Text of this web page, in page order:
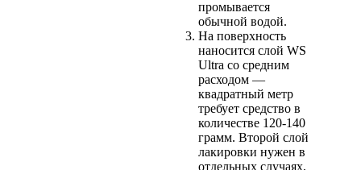
промывается
обычной водой.
На поверхность
наносится слой WS
Ultra со средним
расходом —
квадратный метр
требует средство в
количестве 120-140
грамм. Второй слой
лакировки нужен в
отдельных случаях,